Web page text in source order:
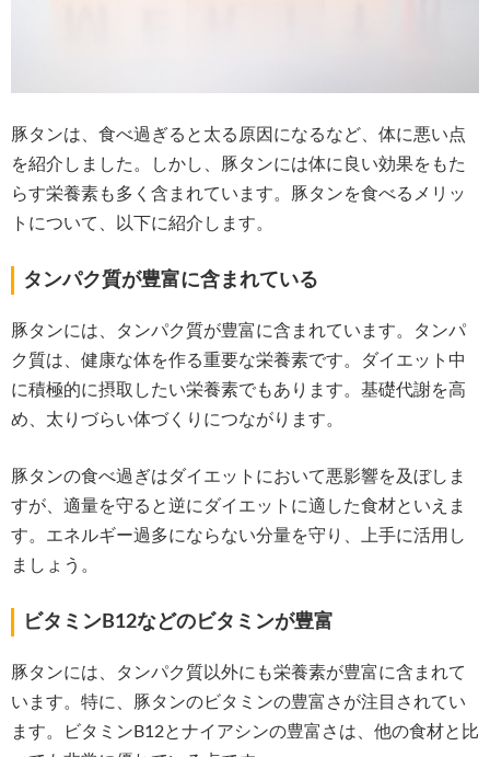
豚タンは、食べ過ぎると太る原因になるなど、体に悪い点
を紹介しました。しかし、豚タンには体に良い効果をもた
らす栄養素も多く含まれています。豚タンを食べるメリッ
トについて、以下に紹介します。
タンパク質が豊富に含まれている
豚タンには、タンパク質が豊富に含まれています。タンパ
ク質は、健康な体を作る重要な栄養素です。ダイエット中
に積極的に摂取したい栄養素でもあります。基礎代謝を高
め、太りづらい体づくりにつながります。
豚タンの食べ過ぎはダイエットにおいて悪影響を及ぼしま
すが、適量を守ると逆にダイエットに適した食材といえま
す。エネルギー過多にならない分量を守り、上手に活用し
ましょう。
ビタミンB12などのビタミンが豊富
豚タンには、タンパク質以外にも栄養素が豊富に含まれて
います。特に、豚タンのビタミンの豊富さが注目されてい
ます。ビタミンB12とナイアシンの豊富さは、他の食材と比